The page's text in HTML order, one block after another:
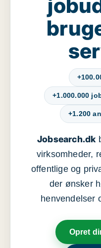
+1.000.000
+1.200
Jobsearch.dk
virksomheder,
offentlige og
der ønsker
henvendelser
Opret